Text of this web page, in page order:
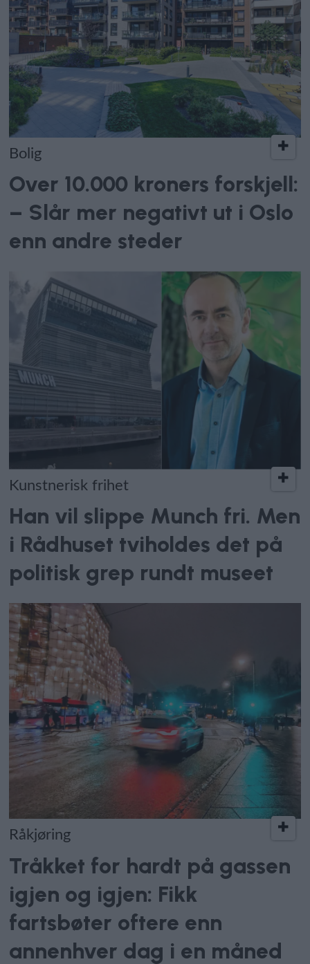
Bolig
Over 10.000 kroners forskjell:
– Slår mer negativt ut i Oslo
enn andre steder
Kunstnerisk frihet
Han vil slippe Munch fri. Men
i Rådhuset tviholdes det på
politisk grep rundt museet
Råkjøring
Tråkket for hardt på gassen
igjen og igjen: Fikk
fartsbøter oftere enn
annenhver dag i en måned